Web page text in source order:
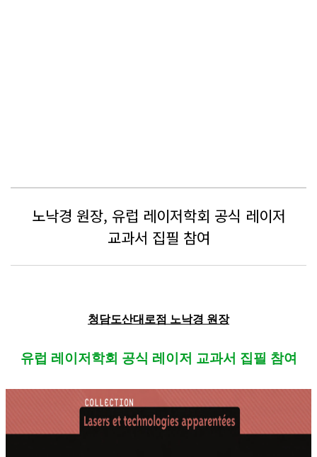
노낙경 원장, 유럽 레이저학회 공식 레이저
교과서 집필 참여
청담도산대로점 노낙경 원장
유럽 레이저학회 공식 레이저 교과서 집필 참여